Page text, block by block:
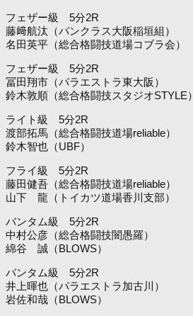
フェザー級 5分2R
藤﨑航汰（パンクラス大阪稲垣組）
名田英平（総合格闘技道場コブラ会）
フェザー級 5分2R
冨田翔市（パラエストラ東大阪）
鈴木敦順（総合格闘技スタジオSTYLE）
ライト級 5分2R
渡部拓馬（総合格闘技道場reliable）
鈴木智也（UBF）
フライ級 5分2R
藤田健吾（総合格闘技道場reliable）
山下 龍（トイカツ道場香川支部）
バンタム級 5分2R
中村公彦（総合格闘技闇愚羅）
綿谷 誠（BLOWS）
バンタム級 5分2R
井上暉也（パラエストラ加古川）
岩佐和哉（BLOWS）